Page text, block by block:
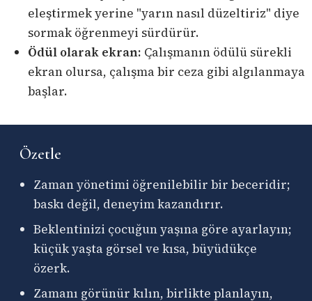
eleştirmek yerine "yarın nasıl düzeltiriz" diye
sormak öğrenmeyi sürdürür.
Ödül olarak ekran: Çalışmanın ödülü sürekli
ekran olursa, çalışma bir ceza gibi algılanmaya
başlar.
Özetle
Zaman yönetimi öğrenilebilir bir beceridir;
baskı değil, deneyim kazandırır.
Beklentinizi çocuğun yaşına göre ayarlayın;
küçük yaşta görsel ve kısa, büyüdükçe
özerk.
Zamanı görünür kılın, birlikte planlayın,